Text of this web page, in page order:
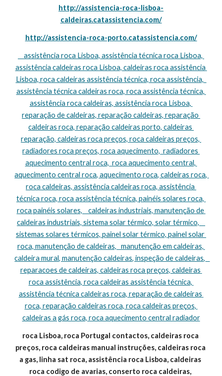
http://assistencia-roca-lisboa-
caldeiras.catassistencia.com/
http://assistencia-roca-porto.catassistencia.com/
assistência caldeiras roca Lisboa, caldeiras roca assistência
Lisboa, roca caldeiras assistência técnica, roca assistência,
assistência técnica caldeiras roca, roca assistência técnica,
assistência roca caldeiras, assistência roca Lisboa,
reparação de caldeiras, reparação caldeiras, reparação
caldeiras roca, reparação caldeiras porto, caldeiras
reparação, caldeiras roca preços, roca caldeiras preços,
radiadores roca preços, roca aquecimento,  radiadores
aquecimento central roca,  roca aquecimento central,
aquecimento central roca, aquecimento roca, caldeiras roca,
roca caldeiras, assistência caldeiras roca, assistência
técnica roca, roca assistência técnica, painéis solares roca,
roca painéis solares,    caldeiras industriais, manutenção de
caldeiras industriais, sistema solar térmico, solar térmico,
sistemas solares térmicos, painel solar térmico, painel solar
roca, manutenção de caldeiras,   manutenção em caldeiras,
caldeira mural, manutenção caldeiras, inspeção de caldeiras,
reparacoes de caldeiras, caldeiras roca preços, caldeiras
roca assistência, roca caldeiras assistência técnica,
assistência técnica caldeiras roca, reparação de caldeiras
roca, reparação caldeiras roca, roca caldeiras preços,
caldeiras a gás roca, roca aquecimento central radiador
roca Lisboa, roca Portugal contactos, caldeiras roca
preços, roca caldeiras manual instruções, caldeiras roca
a gas, linha sat roca, assistência roca Lisboa, caldeiras
roca codigo de avarias, conserto roca caldeiras,